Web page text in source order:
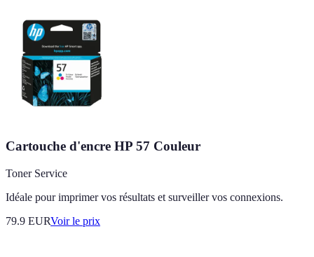
Cartouche d'encre HP 57 Couleur
Toner Service
Idéale pour imprimer vos résultats et surveiller vos connexions.
79.9 EURVoir le prix